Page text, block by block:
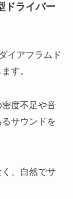
ドライバー
イアフラムド
す。
度不足や音
サウンドを
、自然でサ